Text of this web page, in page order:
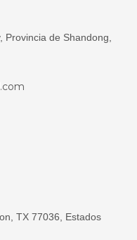
de Shandong,
TX 77036, Estados